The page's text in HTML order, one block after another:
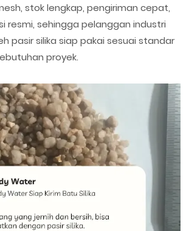
stok lengkap, pengiriman cepat,
resmi, sehingga pelanggan industri
pasir silika siap pakai sesuai standar
proyek.